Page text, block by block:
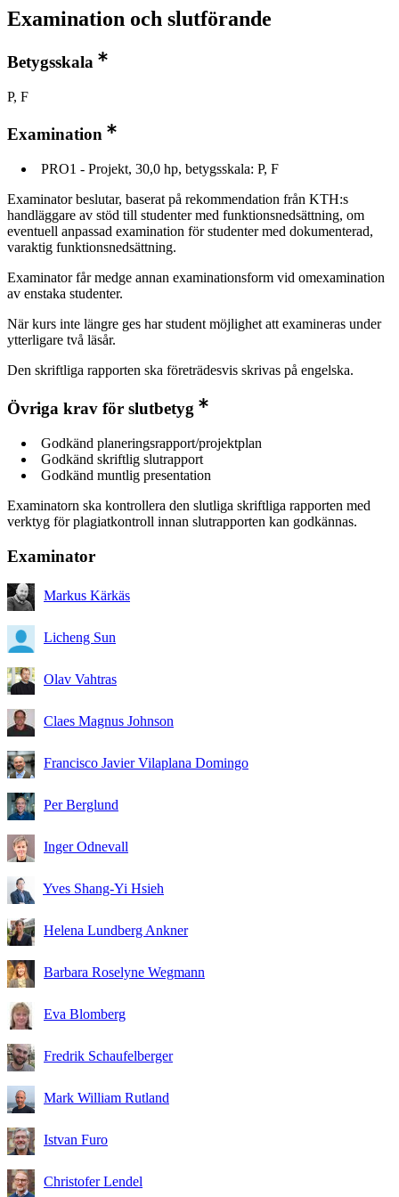
Examination och slutförande
Betygsskala
P, F
Examination
PRO1 - Projekt, 30,0 hp, betygsskala: P, F
Examinator beslutar, baserat på rekommendation från KTH:s
handläggare av stöd till studenter med funktionsnedsättning, om
eventuell anpassad examination för studenter med dokumenterad,
varaktig funktionsnedsättning.
Examinator får medge annan examinationsform vid omexamination
av enstaka studenter.
När kurs inte längre ges har student möjlighet att examineras under
ytterligare två läsår.
Den skriftliga rapporten ska företrädesvis skrivas på engelska.
Övriga krav för slutbetyg
Godkänd planeringsrapport/projektplan
Godkänd skriftlig slutrapport
Godkänd muntlig presentation
Examinatorn ska kontrollera den slutliga skriftliga rapporten med
verktyg för plagiatkontroll innan slutrapporten kan godkännas.
Examinator
Markus Kärkäs
Licheng Sun
Olav Vahtras
Claes Magnus Johnson
Francisco Javier Vilaplana Domingo
Per Berglund
Inger Odnevall
Yves Shang-Yi Hsieh
Helena Lundberg Ankner
Barbara Roselyne Wegmann
Eva Blomberg
Fredrik Schaufelberger
Mark William Rutland
Istvan Furo
Christofer Lendel